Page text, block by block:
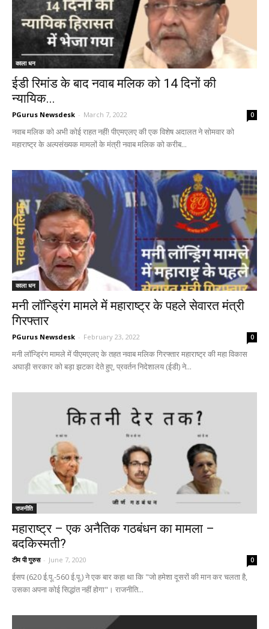
काला धन
ईडी रिमांड के बाद नवाब मलिक को 14 दिनों की
न्यायिक...
PGurus Newsdesk - March 7, 2022 0
नवाब मलिक को अभी कोई राहत नहीं! पीएमएलए की एक विशेष अदालत ने सोमवार को
महाराष्ट्र के अल्पसंख्यक मामलों के मंत्री नवाब मलिक को करीब...
काला धन
मनी लॉन्ड्रिंग मामले में महाराष्ट्र के पहले सेवारत मंत्री
गिरफ्तार
PGurus Newsdesk - February 23, 2022 0
मनी लॉन्ड्रिंग मामले में पीएमएलए के तहत नवाब मलिक गिरफ्तार महाराष्ट्र की महा विकास
अघाड़ी सरकार को बड़ा झटका देते हुए, प्रवर्तन निदेशालय (ईडी) ने...
राजनीति
महाराष्ट्र – एक अनैतिक गठबंधन का मामला –
बदकिस्मती?
टीम पी गुरुस - June 7, 2020 0
ईसप (620 ई.पू.-560 ई.पू.) ने एक बार कहा था कि "जो हमेशा दूसरों की मान कर चलता है,
उसका अपना कोई सिद्धांत नहीं होगा"। राजनीति...